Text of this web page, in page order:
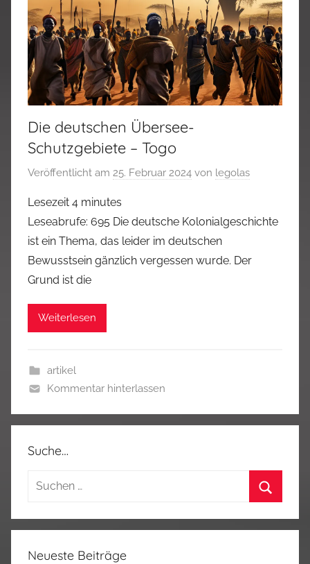
Die deutschen Übersee-
Schutzgebiete – Togo
Veröffentlicht am 25. Februar 2024 von legolas
Lesezeit 4 minutes
Leseabrufe: 695 Die deutsche Kolonialgeschichte
ist ein Thema, das leider im deutschen
Bewusstsein gänzlich vergessen wurde. Der
Grund ist die
Weiterlesen
artikel
Kommentar hinterlassen
Suche…
Suchen
Neueste Beiträge